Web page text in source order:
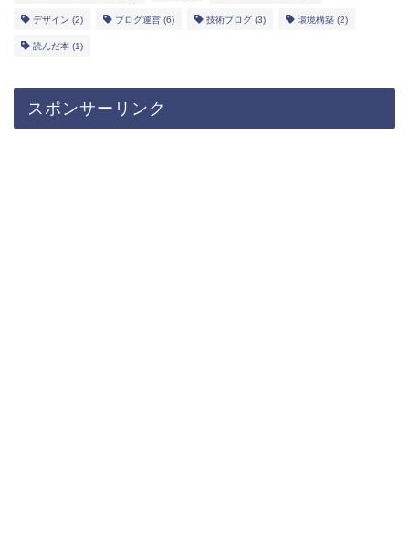
デザイン (2) ブログ運営 (6) 技術ブログ (3) 環境構築 (2)
読んだ本 (1)
スポンサーリンク